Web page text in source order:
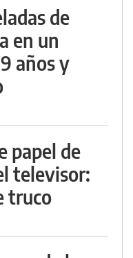
de
en un
años y
papel de
televisor:
truco